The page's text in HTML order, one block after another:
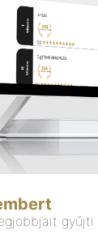
gyűjti